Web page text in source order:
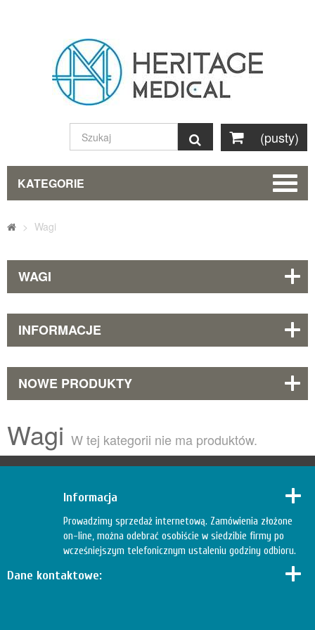
(pusty)
Szukaj
KATEGORIE
> Wagi
WAGI
INFORMACJE
NOWE PRODUKTY
Wagi W tej kategorii nie ma produktów.
Informacja
Prowadzimy sprzedaż internetową. Zamówienia złożone
on-line, można odebrać osobiście w siedzibie firmy po
wcześniejszym telefonicznym ustaleniu godziny odbioru.
Dane kontaktowe: